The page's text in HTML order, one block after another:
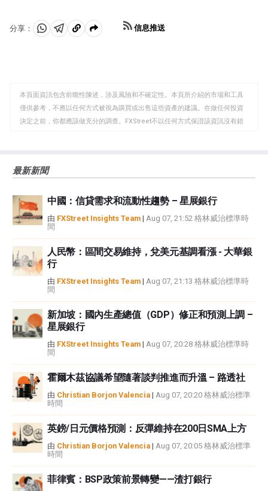
分享：
分 分 複
板
信息推送
本頁面資訊包含前瞻性陳述，涉及風險和不確定性。本頁所介紹的市場和工具
僅供參考，不應以任何方式被視為購買或出售這些資產的建議。在做任何投資
決定之前，你都應該做充分的調查。FXStreet不以任何方式保證該資訊沒有錯
觀點，並不代表FXStreet或其廣告商的官方政策或立場。作者不對本頁連結的
如果文章正文中沒有明確提到，在撰寫本文時，作者在本文中提到的任何股票
中都沒有頭寸，也沒有與文中提到的任何公司有業務關係。除了FXStreet，作
者沒有收到撰寫這篇文章的報酬。
FXStreet和作者不提供個性化的建議。作者對該資訊的準確性、完整性或適用
性不作任何陳述。FXStreet和作者將不承擔任何錯誤，遺漏或任何損失，傷害
或損害由此資訊及其顯示或使用引起的。錯誤和遺漏除外。本文作者和
FXStreet並非註冊投資顧問，本文內容無意提供任何投資建議。
最新新聞
中國：信貸需求和流動性趨勢 – 星展銀行
由 FXStreet Insights Team | Aug 07, 21:52 格林威治標準時
間
人民幣：區間交易維持，兌美元基調看漲 - 大華銀
行
由 FXStreet Insights Team | Aug 07, 21:13 格林威治標準時
間
新加坡：國內生產總值（GDP）修正和預測上調 –
星展銀行
由 FXStreet Insights Team | Aug 07, 20:28 格林威治標準時
間
霍爾木茲協議希望隨著談判推進而升溫 – 路透社
由 Christian Borjon Valencia | Aug 07, 20:20 格林威治標準
時間
英鎊/日元價格預測：反彈維持在200日SMA上方
由 Christian Borjon Valencia | Aug 07, 20:05 格林威治標準
時間
菲律賓：BSP政策前景轉變——渣打銀行